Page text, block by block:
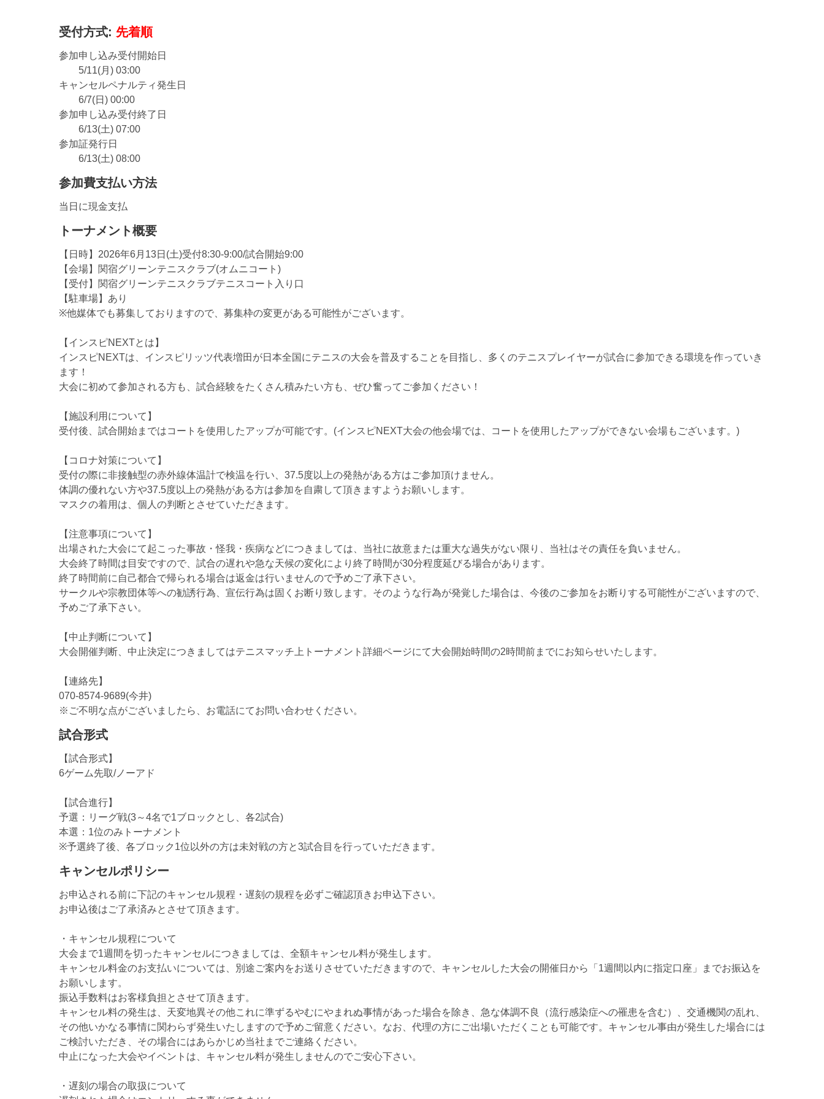
受付方式: 先着順
参加申し込み受付開始日
5/11(月) 03:00
キャンセルペナルティ発生日
6/7(日) 00:00
参加申し込み受付終了日
6/13(土) 07:00
参加証発行日
6/13(土) 08:00
参加費支払い方法
当日に現金支払
トーナメント概要
【日時】2026年6月13日(土)受付8:30-9:00/試合開始9:00
【会場】関宿グリーンテニスクラブ(オムニコート)
【受付】関宿グリーンテニスクラブテニスコート入り口
【駐車場】あり
※他媒体でも募集しておりますので、募集枠の変更がある可能性がございます。
【インスピNEXTとは】
インスピNEXTは、インスピリッツ代表増田が日本全国にテニスの大会を普及することを目指し、多くのテニスプレイヤーが試合に参加できる環境を作っていき
ます！
大会に初めて参加される方も、試合経験をたくさん積みたい方も、ぜひ奮ってご参加ください！
【施設利用について】
受付後、試合開始まではコートを使用したアップが可能です。(インスピNEXT大会の他会場では、コートを使用したアップができない会場もございます。)
【コロナ対策について】
受付の際に非接触型の赤外線体温計で検温を行い、37.5度以上の発熱がある方はご参加頂けません。
体調の優れない方や37.5度以上の発熱がある方は参加を自粛して頂きますようお願いします。
マスクの着用は、個人の判断とさせていただきます。
【注意事項について】
出場された大会にて起こった事故・怪我・疾病などにつきましては、当社に故意または重大な過失がない限り、当社はその責任を負いません。
大会終了時間は目安ですので、試合の遅れや急な天候の変化により終了時間が30分程度延びる場合があります。
終了時間前に自己都合で帰られる場合は返金は行いませんので予めご了承下さい。
サークルや宗教団体等への勧誘行為、宣伝行為は固くお断り致します。そのような行為が発覚した場合は、今後のご参加をお断りする可能性がございますので、
予めご了承下さい。
【中止判断について】
大会開催判断、中止決定につきましてはテニスマッチ上トーナメント詳細ページにて大会開始時間の2時間前までにお知らせいたします。
【連絡先】
070-8574-9689(今井)
※ご不明な点がございましたら、お電話にてお問い合わせください。
試合形式
【試合形式】
6ゲーム先取/ノーアド
【試合進行】
予選：リーグ戦(3～4名で1ブロックとし、各2試合)
本選：1位のみトーナメント
※予選終了後、各ブロック1位以外の方は未対戦の方と3試合目を行っていただきます。
キャンセルポリシー
お申込される前に下記のキャンセル規程・遅刻の規程を必ずご確認頂きお申込下さい。
お申込後はご了承済みとさせて頂きます。
・キャンセル規程について
大会まで1週間を切ったキャンセルにつきましては、全額キャンセル料が発生します。
キャンセル料金のお支払いについては、別途ご案内をお送りさせていただきますので、キャンセルした大会の開催日から「1週間以内に指定口座」までお振込を
お願いします。
振込手数料はお客様負担とさせて頂きます。
キャンセル料の発生は、天変地異その他これに準ずるやむにやまれぬ事情があった場合を除き、急な体調不良（流行感染症への罹患を含む）、交通機関の乱れ、
その他いかなる事情に関わらず発生いたしますので予めご留意ください。なお、代理の方にご出場いただくことも可能です。キャンセル事由が発生した場合には
ご検討いただき、その場合にはあらかじめ当社までご連絡ください。
中止になった大会やイベントは、キャンセル料が発生しませんのでご安心下さい。
・遅刻の場合の取扱について